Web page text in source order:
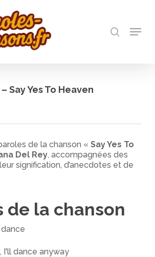
Menu
Say Yes To Heaven
de la chanson « Say Yes To
Del Rey, accompagnées des
signification, d’anecdotes et de
de la chanson
I'll dance anyway
Close